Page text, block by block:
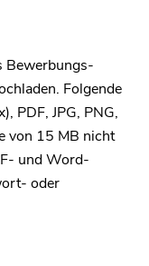
Bewerbungs-
Folgende
PDF, JPG, PNG,
von 15 MB nicht
und Word-
oder